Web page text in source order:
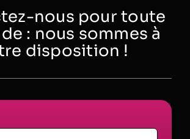
nous pour toute
: nous sommes à
disposition !